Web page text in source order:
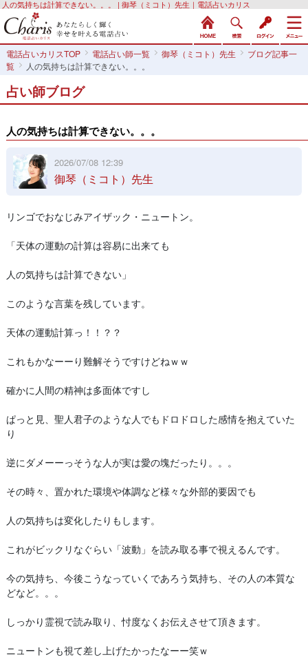
人の気持ちは計算できない。。。 | 御琴（ミコト）先生｜電話占いカリス
電話占いカリスTOP 電話占い師一覧 御琴（ミコト）先生
ブログ記事一
覧
人の気持ちは計算できない。。。
占い師ブログ
人の気持ちは計算できない。。。
2026/07/08 12:39
御琴（ミコト）先生
リンゴでおなじみアイザック・ニュートン。
「天体の運動の計算は容易に出来ても
人の気持ちは計算できない」
このような言葉を残しています。
天体の運動計算っ！！？？
これもかなーーり難解そうですけどねｗｗ
確かに人間の精神は多面体ですし
ぱっと見、聖人君子のような人でもドロドロした感情を抱えていた
り
逆にダメーーっそうな人が実は愛の塊だったり。。。
その時々、置かれた環境や体調など様々な外部的要因でも
人の気持ちは変化したりもします。
これがビックリなぐらい「波動」を読み取る事で視えるんです。
今の気持ち、今後こうなっていくであろう気持ち、その人の本質な
どなど。。。
しっかり霊視で読み取り、忖度なくお伝えさせて頂きます。
ニュートンも視て差し上げたかったなーー笑ｗ